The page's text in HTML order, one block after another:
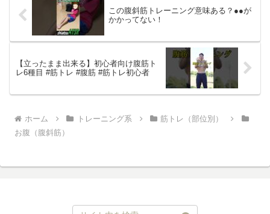
この腹斜筋トレーニング意味ある？●●が
かかってない！
【立ったまま出来る】初心者向け腹筋ト
レ6種目 #筋トレ #腹筋 #筋トレ初心者
ホーム トレーニング系
筋トレ（部位別）
お腹（腹斜筋）